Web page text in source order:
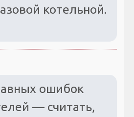
котельной.
ошибок
— считать,